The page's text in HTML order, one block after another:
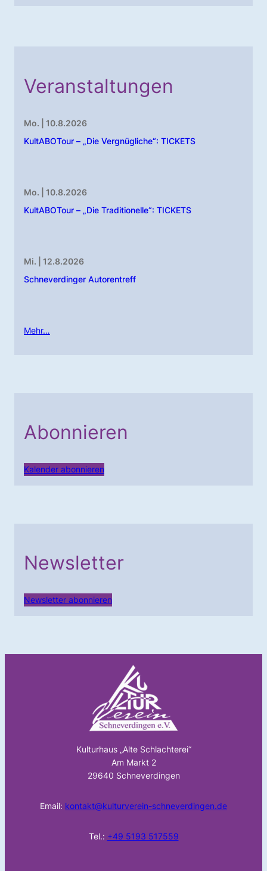
Veranstaltungen
Mo. | 10.8.2026
KultABOTour – „Die Vergnügliche“: TICKETS
Mo. | 10.8.2026
KultABOTour – „Die Traditionelle“: TICKETS
Mi. | 12.8.2026
Schneverdinger Autorentreff
Mehr…
Abonnieren
Kalender abonnieren
Newsletter
Newsletter abonnieren
Kulturhaus „Alte Schlachterei“
Am Markt 2
29640 Schneverdingen
Email: kontakt@kulturverein-schneverdingen.de
Tel.: +49 5193 517559